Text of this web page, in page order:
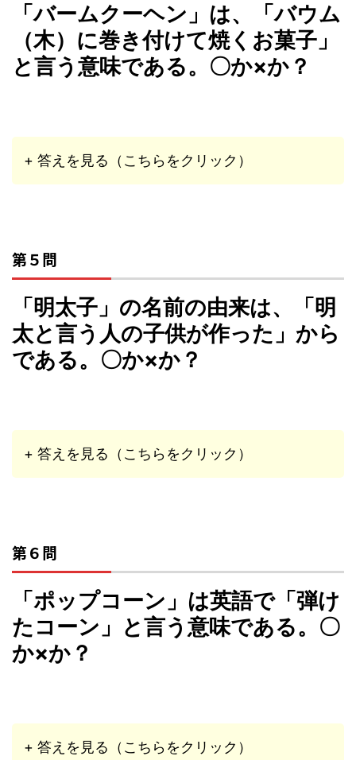
「バームクーヘン」は、「バウム
（木）に巻き付けて焼くお菓子」
と言う意味である。〇か×か？
+ 答えを見る（こちらをクリック）
第５問
「明太子」の名前の由来は、「明
太と言う人の子供が作った」から
である。〇か×か？
+ 答えを見る（こちらをクリック）
第６問
「ポップコーン」は英語で「弾け
たコーン」と言う意味である。〇
か×か？
+ 答えを見る（こちらをクリック）